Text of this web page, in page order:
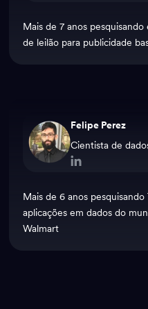
Mais de 7 anos
de leilão para publicidade
Felipe Perez
Cientista de
Mais de 6 anos
aplicações em dados do
Walmart